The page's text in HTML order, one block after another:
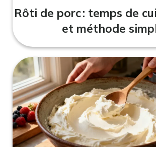
Rôti de porc : temps de
et méthode